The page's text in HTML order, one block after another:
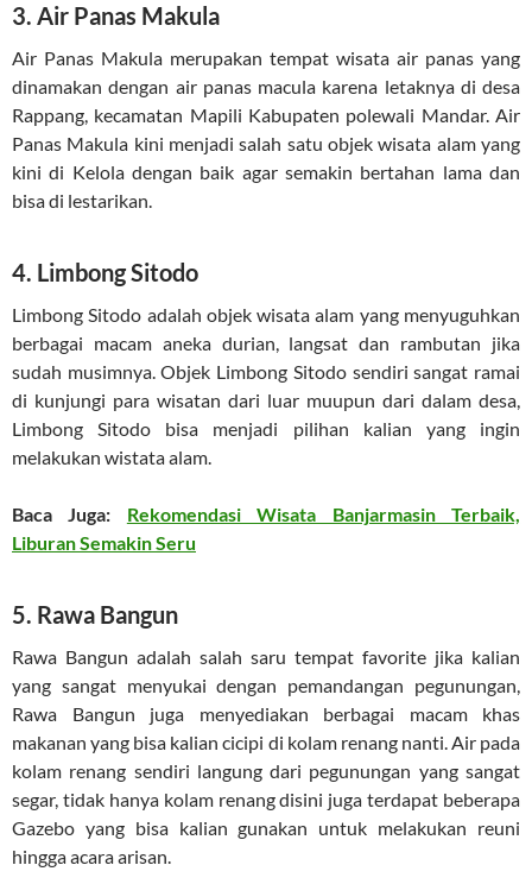
3. Air Panas Makula
Air Panas Makula merupakan tempat wisata air panas yang
dinamakan dengan air panas macula karena letaknya di desa
Rappang, kecamatan Mapili Kabupaten polewali Mandar. Air
Panas Makula kini menjadi salah satu objek wisata alam yang
kini di Kelola dengan baik agar semakin bertahan lama dan
bisa di lestarikan.
4. Limbong Sitodo
Limbong Sitodo adalah objek wisata alam yang menyuguhkan
berbagai macam aneka durian, langsat dan rambutan jika
sudah musimnya. Objek Limbong Sitodo sendiri sangat ramai
di kunjungi para wisatan dari luar muupun dari dalam desa,
Limbong Sitodo bisa menjadi pilihan kalian yang ingin
melakukan wistata alam.
Baca Juga: Rekomendasi Wisata Banjarmasin Terbaik,
Liburan Semakin Seru
5. Rawa Bangun
Rawa Bangun adalah salah saru tempat favorite jika kalian
yang sangat menyukai dengan pemandangan pegunungan,
Rawa Bangun juga menyediakan berbagai macam khas
makanan yang bisa kalian cicipi di kolam renang nanti. Air pada
kolam renang sendiri langung dari pegunungan yang sangat
segar, tidak hanya kolam renang disini juga terdapat beberapa
Gazebo yang bisa kalian gunakan untuk melakukan reuni
hingga acara arisan.